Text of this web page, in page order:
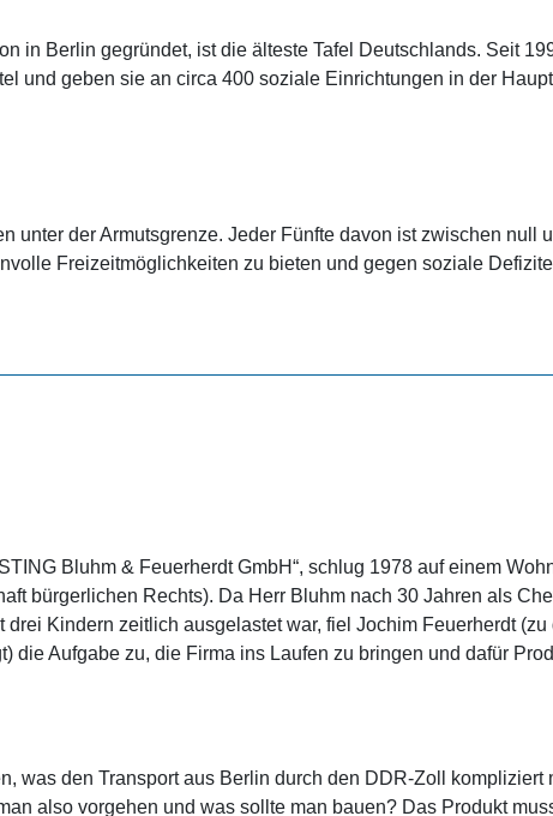
in Berlin gegründet, ist die älteste Tafel Deutschlands. Seit
und geben sie an circa 400 soziale Einrichtungen in der
der Armutsgrenze. Jeder Fünfte davon ist zwischen null
Freizeitmöglichkeiten zu bieten und gegen soziale
Bluhm & Feuerherdt GmbH“, schlug 1978 auf einem
bürgerlichen Rechts). Da Herr Bluhm nach 30 Jahren als
Kindern zeitlich ausgelastet war, fiel Jochim Feuerherdt
die Aufgabe zu, die Firma ins Laufen zu bringen und dafür
was den Transport aus Berlin durch den DDR-Zoll
also vorgehen und was sollte man bauen? Das Produkt